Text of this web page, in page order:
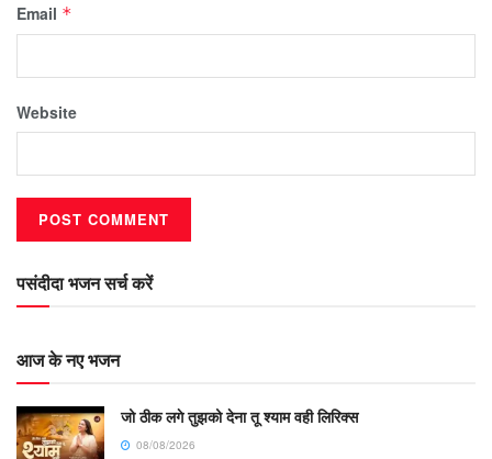
Email *
Website
पसंदीदा भजन सर्च करें
आज के नए भजन
जो ठीक लगे तुझको देना तू श्याम वही लिरिक्स
08/08/2026